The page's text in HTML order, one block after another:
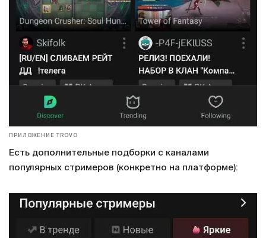
ПРИЛОЖЕНИЕ TROVO
Есть дополнительные подборки с каналами
популярных стримеров (конкретно на платформе):